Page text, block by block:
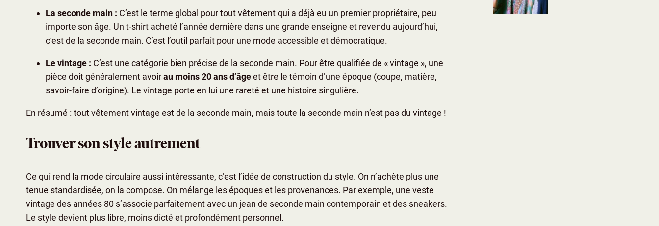
La seconde main : C’est le terme global pour tout vêtement qui a déjà eu un premier propriétaire, peu
importe son âge. Un t-shirt acheté l’année dernière dans une grande enseigne et revendu aujourd’hui,
c’est de la seconde main. C’est l’outil parfait pour une mode accessible et démocratique.
Le vintage : C’est une catégorie bien précise de la seconde main. Pour être qualifiée de « vintage », une
pièce doit généralement avoirau moins 20 ans d’âgeet être le témoin d’une époque (coupe, matière,
savoir-faire d’origine). Le vintage porte en lui une rareté et une histoire singulière.
En résumé : tout vêtement vintage est de la seconde main, mais toute la seconde main n’est pas du vintage !
Trouver son style autrement
Ce qui rend la mode circulaire aussi intéressante, c’est l’idée de construction du style. On n’achète plus une
tenue standardisée, on la compose. On mélange les époques et les provenances. Par exemple, une veste
vintage des années 80 s’associe parfaitement avec un jean de seconde main contemporain et des sneakers.
Le style devient plus libre, moins dicté et profondément personnel.